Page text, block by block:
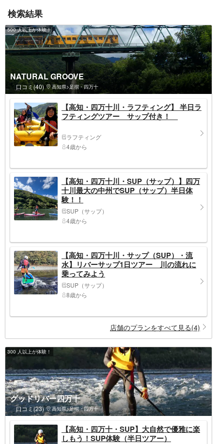
検索結果
500 人以上が体験！
NATURAL GROOVE
口コミ(40) 高知県>足摺・四万十
【高知・四万十川・ラフティング】 半日ラ
フティングツアー サップ付き！
ラフティング
4歳から
【高知・四万十川・SUP（サップ）】四万
十川最大の中州でSUP（サップ）半日体
験！！
SUP（サップ）
4歳から
【高知・四万十川・サップ（SUP）・流
水】リバーサップ1日ツアー 川の流れに
乗ってみよう
SUP（サップ）
8歳から
店舗のプランをすべて見る(4)
300 人以上が体験！
グッドリバー四万十
口コミ(23) 高知県>足摺・四万十
【高知・四万十・SUP】大自然で優雅に楽
しもう！SUP体験（半日ツアー）